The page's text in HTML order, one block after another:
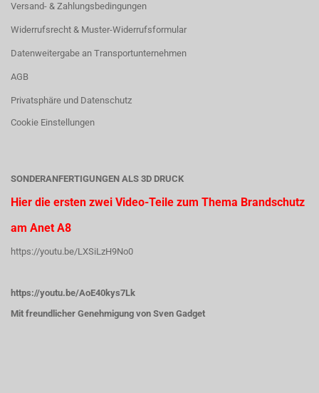
Versand- & Zahlungsbedingungen
Widerrufsrecht & Muster-Widerrufsformular
Datenweitergabe an Transportunternehmen
AGB
Privatsphäre und Datenschutz
Cookie Einstellungen
SONDERANFERTIGUNGEN ALS 3D DRUCK
Hier die ersten zwei Video-Teile zum Thema Brandschutz
am Anet A8
https://youtu.be/LXSiLzH9No0
https://youtu.be/AoE40kys7Lk
Mit freundlicher Genehmigung von Sven Gadget